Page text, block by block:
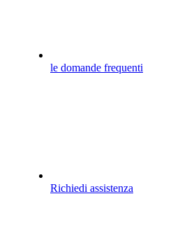
le domande frequenti
Richiedi assistenza